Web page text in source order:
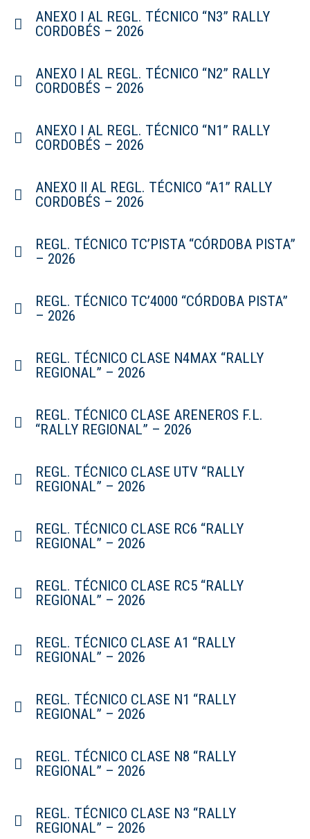
ANEXO I AL REGL. TÉCNICO “N3” RALLY
CORDOBÉS – 2026
ANEXO I AL REGL. TÉCNICO “N2” RALLY
CORDOBÉS – 2026
ANEXO I AL REGL. TÉCNICO “N1” RALLY
CORDOBÉS – 2026
ANEXO II AL REGL. TÉCNICO “A1” RALLY
CORDOBÉS – 2026
REGL. TÉCNICO TC’PISTA “CÓRDOBA PISTA”
– 2026
REGL. TÉCNICO TC’4000 “CÓRDOBA PISTA”
– 2026
REGL. TÉCNICO CLASE N4MAX “RALLY
REGIONAL” – 2026
REGL. TÉCNICO CLASE ARENEROS F.L.
“RALLY REGIONAL” – 2026
REGL. TÉCNICO CLASE UTV “RALLY
REGIONAL” – 2026
REGL. TÉCNICO CLASE RC6 “RALLY
REGIONAL” – 2026
REGL. TÉCNICO CLASE RC5 “RALLY
REGIONAL” – 2026
REGL. TÉCNICO CLASE A1 “RALLY
REGIONAL” – 2026
REGL. TÉCNICO CLASE N1 “RALLY
REGIONAL” – 2026
REGL. TÉCNICO CLASE N8 “RALLY
REGIONAL” – 2026
REGL. TÉCNICO CLASE N3 “RALLY
REGIONAL” – 2026